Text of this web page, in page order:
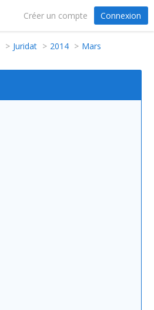
Créer un compte Connexion
Juridat 2014 Mars